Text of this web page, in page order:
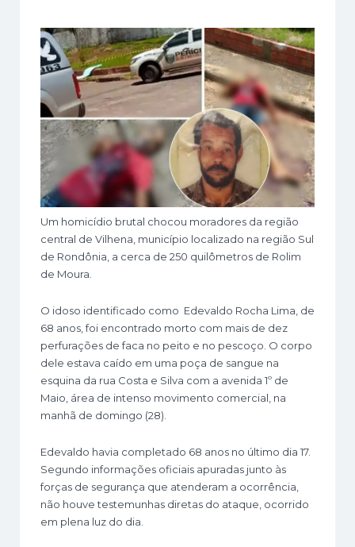
Um homicídio brutal chocou moradores da região
central de Vilhena, município localizado na região Sul
de Rondônia, a cerca de 250 quilômetros de Rolim
de Moura.
O idoso identificado como Edevaldo Rocha Lima, de
68 anos, foi encontrado morto com mais de dez
perfurações de faca no peito e no pescoço. O corpo
dele estava caído em uma poça de sangue na
esquina da rua Costa e Silva com a avenida 1º de
Maio, área de intenso movimento comercial, na
manhã de domingo (28).
Edevaldo havia completado 68 anos no último dia 17.
Segundo informações oficiais apuradas junto às
forças de segurança que atenderam a ocorrência,
não houve testemunhas diretas do ataque, ocorrido
em plena luz do dia.